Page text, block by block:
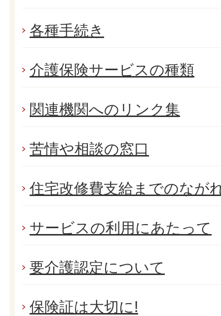
各種手続き
介護保険サービスの種類
関連機関へのリンク集
苦情や相談の窓口
住宅改修費支給までのなが
サービスの利用にあたって
要介護認定について
保険証は大切に!